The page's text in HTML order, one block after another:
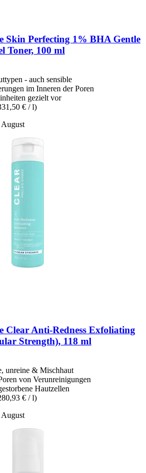
Skin Perfecting 1% BHA Gentle
Toner, 100 ml
- auch sensible
im Inneren der Poren
gezielt vor
€ / l)
Clear Anti-​Redness Exfoliating
Strength), 118 ml
unreine & Mischhaut
von Verunreinigungen
Hautzellen
€ / l)